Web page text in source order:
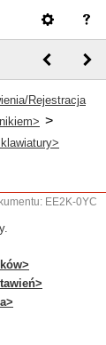
Rejestracja
>
EE2K-0YC